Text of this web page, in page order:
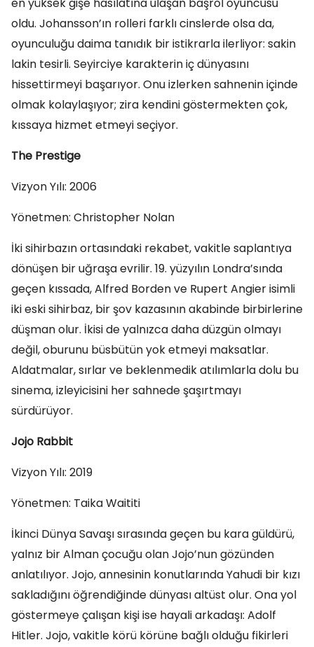
oldu. Johansson’ın rolleri farklı cinslerde olsa da,
oyunculuğu daima tanıdık bir istikrarla ilerliyor: sakin
lakin tesirli. Seyirciye karakterin iç dünyasını
hissettirmeyi başarıyor. Onu izlerken sahnenin içinde
olmak kolaylaşıyor; zira kendini göstermekten çok,
kıssaya hizmet etmeyi seçiyor.
The Prestige
Vizyon Yılı: 2006
Yönetmen: Christopher Nolan
İki sihirbazın ortasındaki rekabet, vakitle saplantıya
dönüşen bir uğraşa evrilir. 19. yüzyılın Londra’sında
geçen kıssada, Alfred Borden ve Rupert Angier isimli
iki eski sihirbaz, bir şov kazasının akabinde birbirlerine
düşman olur. İkisi de yalnızca daha düzgün olmayı
değil, oburunu büsbütün yok etmeyi maksatlar.
Aldatmalar, sırlar ve beklenmedik atılımlarla dolu bu
sinema, izleyicisini her sahnede şaşırtmayı
sürdürüyor.
Jojo Rabbit
Vizyon Yılı: 2019
Yönetmen: Taika Waititi
İkinci Dünya Savaşı sırasında geçen bu kara güldürü,
yalnız bir Alman çocuğu olan Jojo’nun gözünden
anlatılıyor. Jojo, annesinin konutlarında Yahudi bir kızı
sakladığını öğrendiğinde dünyası altüst olur. Ona yol
göstermeye çalışan kişi ise hayali arkadaşı: Adolf
Hitler. Jojo, vakitle körü körüne bağlı olduğu fikirleri